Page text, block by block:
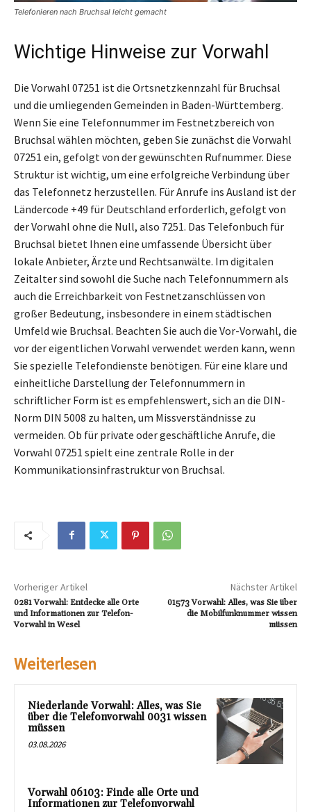
Telefonieren nach Bruchsal leicht gemacht
Wichtige Hinweise zur Vorwahl
Die Vorwahl 07251 ist die Ortsnetzkennzahl für Bruchsal
und die umliegenden Gemeinden in Baden-Württemberg.
Wenn Sie eine Telefonnummer im Festnetzbereich von
Bruchsal wählen möchten, geben Sie zunächst die Vorwahl
07251 ein, gefolgt von der gewünschten Rufnummer. Diese
Struktur ist wichtig, um eine erfolgreiche Verbindung über
das Telefonnetz herzustellen. Für Anrufe ins Ausland ist der
Ländercode +49 für Deutschland erforderlich, gefolgt von
der Vorwahl ohne die Null, also 7251. Das Telefonbuch für
Bruchsal bietet Ihnen eine umfassende Übersicht über
lokale Anbieter, Ärzte und Rechtsanwälte. Im digitalen
Zeitalter sind sowohl die Suche nach Telefonnummern als
auch die Erreichbarkeit von Festnetzanschlüssen von
großer Bedeutung, insbesondere in einem städtischen
Umfeld wie Bruchsal. Beachten Sie auch die Vor-Vorwahl, die
vor der eigentlichen Vorwahl verwendet werden kann, wenn
Sie spezielle Telefondienste benötigen. Für eine klare und
einheitliche Darstellung der Telefonnummern in
schriftlicher Form ist es empfehlenswert, sich an die DIN-
Norm DIN 5008 zu halten, um Missverständnisse zu
vermeiden. Ob für private oder geschäftliche Anrufe, die
Vorwahl 07251 spielt eine zentrale Rolle in der
Kommunikationsinfrastruktur von Bruchsal.
Vorheriger Artikel
0281 Vorwahl: Entdecke alle Orte
und Informationen zur Telefon-
Vorwahl in Wesel
Nächster Artikel
01573 Vorwahl: Alles, was Sie über
die Mobilfunknummer wissen
müssen
Weiterlesen
Niederlande Vorwahl: Alles, was Sie
über die Telefonvorwahl 0031 wissen
müssen
03.08.2026
Vorwahl 06103: Finde alle Orte und
Informationen zur Telefonvorwahl